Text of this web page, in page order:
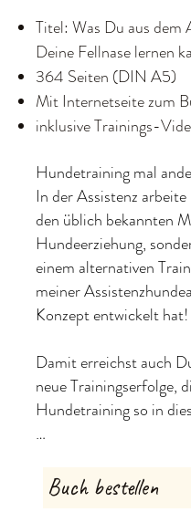
Titel: Was Du aus dem
Deine Fellnase lernen
364 Seiten (DIN A5)
Mit Internetseite zum
inklusive Trainings-
Hundetraining mal
In der Assistenz
den üblich bekannten
Hundeerziehung,
einem alternativen
meiner
Konzept entwickelt hat!
Damit erreichst auch
neue Trainingserfolge,
Hundetraining so in
Grundlagenübung
Training erreichst Du
Buch bestellen